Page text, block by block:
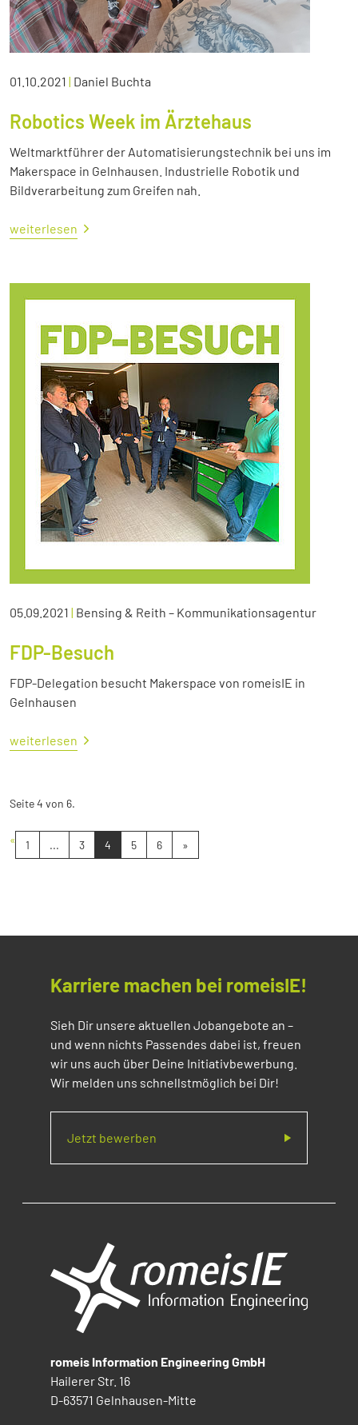
01.10.2021 | Daniel Buchta
Robotics Week im Ärztehaus
Weltmarktführer der Automatisierungstechnik bei uns im
Makerspace in Gelnhausen. Industrielle Robotik und
Bildverarbeitung zum Greifen nah.
weiterlesen
05.09.2021 | Bensing & Reith – Kommunikationsagentur
FDP-Besuch
FDP-Delegation besucht Makerspace von romeisIE in
Gelnhausen
weiterlesen
Seite 4 von 6.
« 1 ... 3 4 5 6 »
Karriere machen bei romeisIE!
Sieh Dir unsere aktuellen Jobangebote an –
und wenn nichts Passendes dabei ist, freuen
wir uns auch über Deine Initiativbewerbung.
Wir melden uns schnellstmöglich bei Dir!
Jetzt bewerben
romeis Information Engineering GmbH
Hailerer Str. 16
D-63571 Gelnhausen-Mitte